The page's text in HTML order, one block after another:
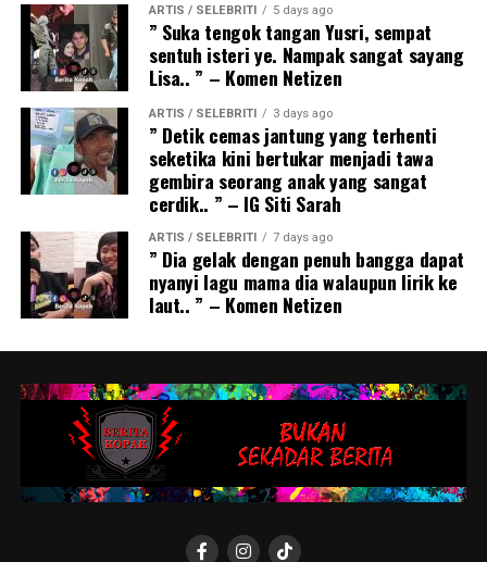
ARTIS / SELEBRITI 5 days ago
” Suka tengok tangan Yusri, sempat
sentuh isteri ye. Nampak sangat sayang
Lisa.. ” – Komen Netizen
ARTIS / SELEBRITI 3 days ago
” Detik cemas jantung yang terhenti
seketika kini bertukar menjadi tawa
gembira seorang anak yang sangat
cerdik.. ” – IG Siti Sarah
ARTIS / SELEBRITI 7 days ago
” Dia gelak dengan penuh bangga dapat
nyanyi lagu mama dia walaupun lirik ke
laut.. ” – Komen Netizen